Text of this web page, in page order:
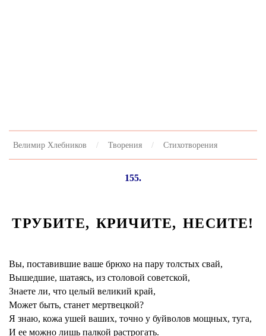
Велимир Хлебников Творения Стихотворения
155.
ТРУБИТЕ, КРИЧИТЕ, НЕСИТЕ!
Вы, поставившие ваше брюхо на пару толстых свай,
Вышедшие, шатаясь, из столовой советской,
Знаете ли, что целый великий край,
Может быть, станет мертвецкой?
Я знаю, кожа ушей ваших, точно у буйволов мощных, туга,
И ее можно лишь палкой растрогать.